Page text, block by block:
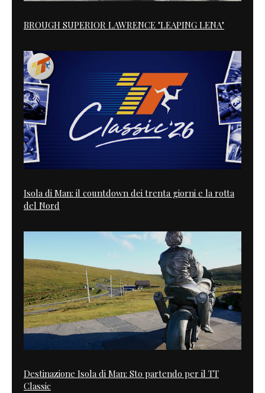
BROUGH SUPERIOR LAWRENCE "LEAPING LENA"
Isola di Man: il countdown dei trenta giorni e la rotta
del Nord
Destinazione Isola di Man: Sto partendo per il TT
Classic